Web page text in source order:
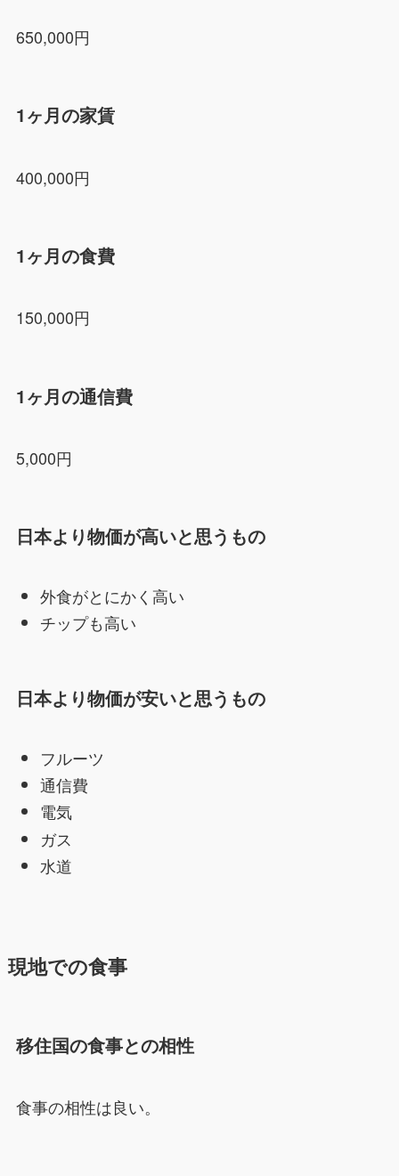
650,000円
1ヶ月の家賃
400,000円
1ヶ月の食費
150,000円
1ヶ月の通信費
5,000円
日本より物価が高いと思うもの
外食がとにかく高い
チップも高い
日本より物価が安いと思うもの
フルーツ
通信費
電気
ガス
水道
現地での食事
移住国の食事との相性
食事の相性は良い。